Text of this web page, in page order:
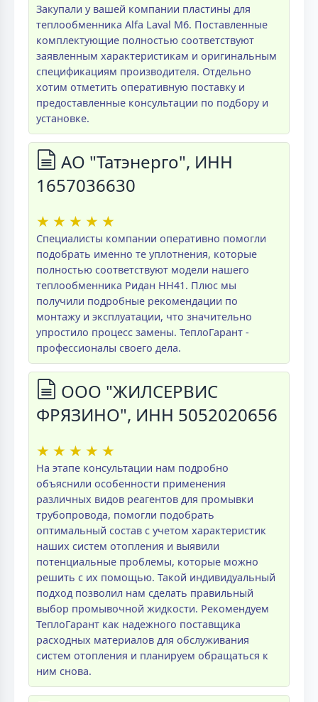
Закупали у вашей компании пластины для
теплообменника Alfa Laval M6. Поставленные
комплектующие полностью соответствуют
заявленным характеристикам и оригинальным
спецификациям производителя. Отдельно
хотим отметить оперативную поставку и
предоставленные консультации по подбору и
установке.
АО "Татэнерго", ИНН
1657036630
★ ★ ★ ★ ★
Специалисты компании оперативно помогли
подобрать именно те уплотнения, которые
полностью соответствуют модели нашего
теплообменника Ридан НН41. Плюс мы
получили подробные рекомендации по
монтажу и эксплуатации, что значительно
упростило процесс замены. ТеплоГарант -
профессионалы своего дела.
ООО "ЖИЛСЕРВИС
ФРЯЗИНО", ИНН 5052020656
★ ★ ★ ★ ★
На этапе консультации нам подробно
объяснили особенности применения
различных видов реагентов для промывки
трубопровода, помогли подобрать
оптимальный состав с учетом характеристик
наших систем отопления и выявили
потенциальные проблемы, которые можно
решить с их помощью. Такой индивидуальный
подход позволил нам сделать правильный
выбор промывочной жидкости. Рекомендуем
ТеплоГарант как надежного поставщика
расходных материалов для обслуживания
систем отопления и планируем обращаться к
ним снова.